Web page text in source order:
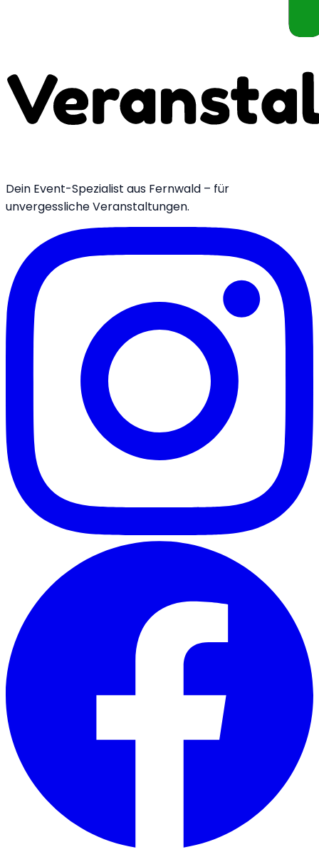
Dein Event-Spezialist aus Fernwald – für
unvergessliche Veranstaltungen.